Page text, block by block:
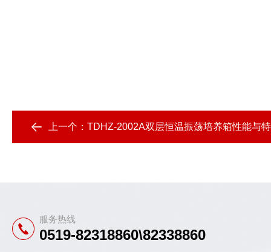
上一个： TDHZ-2002A双层恒温振荡培养箱性能与
服务热线
0519-82318860\82338860